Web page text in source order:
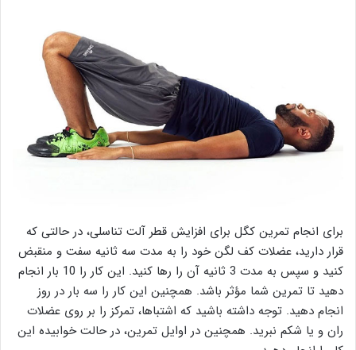
برای انجام تمرین کگل برای افزایش قطر آلت تناسلی، در حالتی که
قرار دارید، عضلات کف لگن خود را به مدت سه ثانیه سفت و منقبض
کنید و سپس به مدت 3 ثانیه آن را رها کنید. این کار را 10 بار انجام
دهید تا تمرین شما مؤثر باشد. همچنین این کار را سه بار در روز
انجام دهید. توجه داشته باشید که اشتباها، تمرکز را بر روی عضلات
ران و یا شکم نبرید. همچنین در اوایل تمرین، در حالت خوابیده این